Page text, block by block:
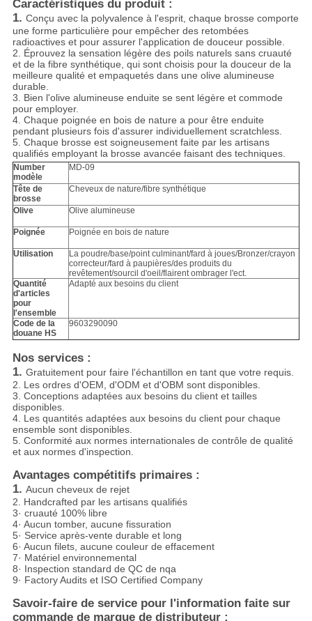
Caractéristiques du produit :
1. Conçu avec la polyvalence à l'esprit, chaque brosse comporte
une forme particulière pour empêcher des retombées
radioactives et pour assurer l'application de douceur possible.
2. Éprouvez la sensation légère des poils naturels sans cruauté
et de la fibre synthétique, qui sont choisis pour la douceur de la
meilleure qualité et empaquetés dans une olive alumineuse
durable.
3. Bien l'olive alumineuse enduite se sent légère et commode
pour employer.
4. Chaque poignée en bois de nature a pour être enduite
pendant plusieurs fois d'assurerindividuellement scratchless.
5. Chaque brosse est soigneusement faite par les artisans
qualifiés employant la brosse avancée faisant des techniques.
Number
modèle
MD-09
Tête de
brosse
Cheveux de nature/fibre synthétique
Olive Olive alumineuse
Poignée Poignée en bois de nature
Utilisation
La poudre/base/point culminant/fard à joues/Bronzer/crayon
correcteur/fard à paupières/des produits du
revêtement/sourcil d'oeil/flairent ombrager l'ect.
Quantité
d'articles
pour
l'ensemble
Adapté aux besoins du client
Code de la
douane HS
9603290090
Nos services :
1. Gratuitement pour faire l'échantillon en tant que votre requis.
2. Les ordres d'OEM, d'ODM et d'OBM sont disponibles.
3. Conceptions adaptées aux besoins du client et tailles
disponibles.
4. Les quantités adaptées aux besoins du client pour chaque
ensemble sont disponibles.
5. Conformité aux normes internationales de contrôle de qualité
et aux normes d'inspection.
Avantages compétitifs primaires :
1. Aucun cheveux de rejet
2. Handcrafted par les artisans qualifiés
3· cruauté 100% libre
4· Aucun tomber, aucune fissuration
5· Service après-vente durable et long
6· Aucun filets, aucune couleur de effacement
7· Matériel environnemental
8· Inspection standard de QC de nqa
9· Factory Audits et ISO Certified Company
Savoir-faire de service pour l'information faite sur
commande de marque de distributeur :